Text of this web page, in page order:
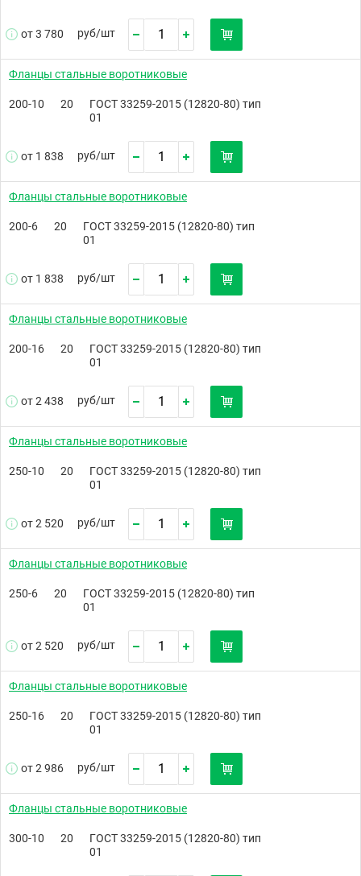
от 3 780 руб/шт
Фланцы стальные воротниковые
200-10 20
ГОСТ 33259-2015 (12820-80) тип
01
от 1 838 руб/шт
Фланцы стальные воротниковые
200-6 20
ГОСТ 33259-2015 (12820-80) тип
01
от 1 838 руб/шт
Фланцы стальные воротниковые
200-16 20
ГОСТ 33259-2015 (12820-80) тип
01
от 2 438 руб/шт
Фланцы стальные воротниковые
250-10 20
ГОСТ 33259-2015 (12820-80) тип
01
от 2 520 руб/шт
Фланцы стальные воротниковые
250-6 20
ГОСТ 33259-2015 (12820-80) тип
01
от 2 520 руб/шт
Фланцы стальные воротниковые
250-16 20
ГОСТ 33259-2015 (12820-80) тип
01
от 2 986 руб/шт
Фланцы стальные воротниковые
300-10 20
ГОСТ 33259-2015 (12820-80) тип
01